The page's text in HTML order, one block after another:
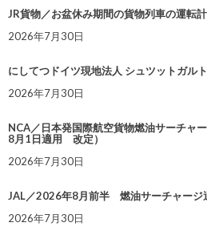
JR貨物／お盆休み期間の貨物列車の運転
2026年7月30日
にしてつドイツ現地法人 シュツットガル
2026年7月30日
NCA／日本発国際航空貨物燃油サーチャ
8月1日適用 改定）
2026年7月30日
JAL／2026年8月前半 燃油サーチャージ
2026年7月30日